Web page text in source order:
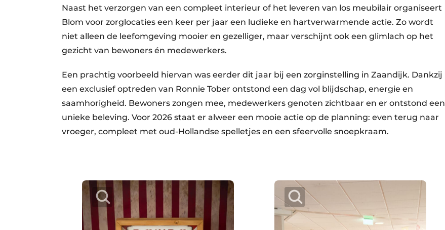
Naast het verzorgen van een compleet interieur of het leveren van los meubilair organiseert
Blom voor zorglocaties een keer per jaar een ludieke en hartverwarmende actie. Zo wordt
niet alleen de leefomgeving mooier en gezelliger, maar verschijnt ook een glimlach op het
gezicht van bewoners én medewerkers.
Een prachtig voorbeeld hiervan was eerder dit jaar bij een zorginstelling in Zaandijk. Dankzij
een exclusief optreden van Ronnie Tober ontstond een dag vol blijdschap, energie en
saamhorigheid. Bewoners zongen mee, medewerkers genoten zichtbaar en er ontstond een
unieke beleving. Voor 2026 staat er alweer een mooie actie op de planning: even terug naar
vroeger, compleet met oud-Hollandse spelletjes en een sfeervolle snoepkraam.